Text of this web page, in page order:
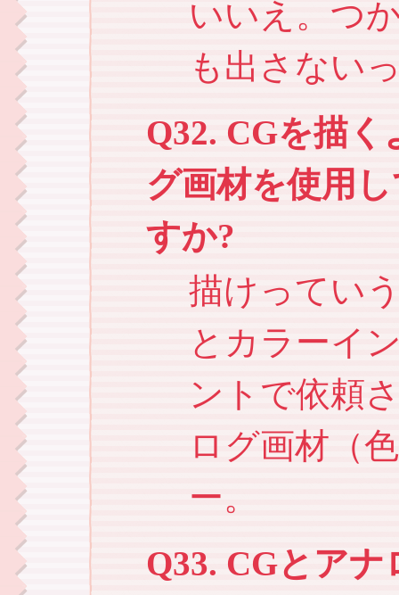
いいえ。つ
も出さない
Q32. CGを描
グ画材を使用
すか?
描けってい
とカラーイ
ントで依頼
ログ画材（
ー。
Q33. CGとア